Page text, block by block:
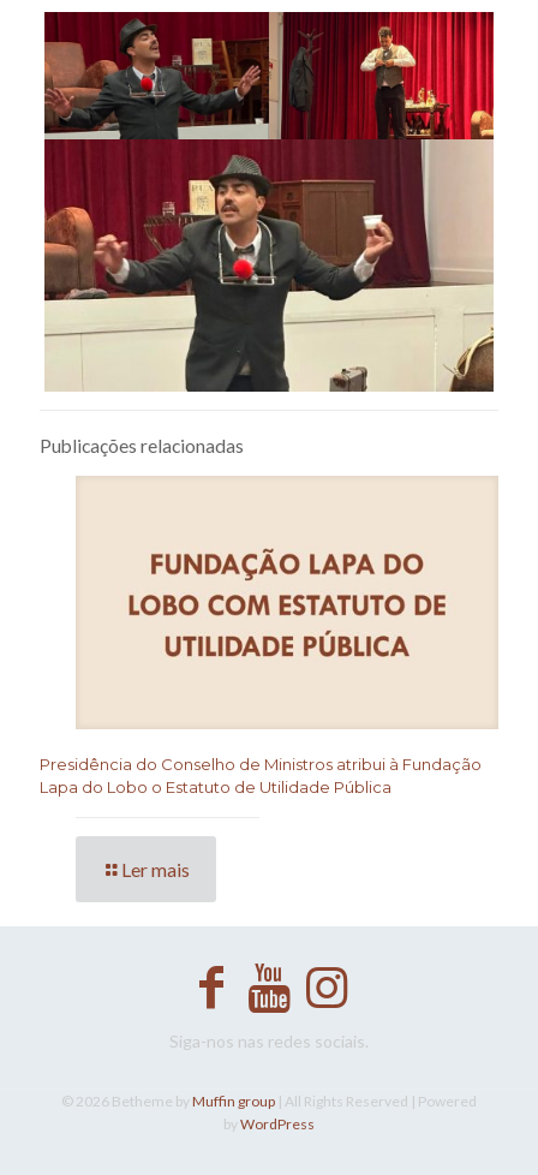
Publicações relacionadas
Presidência do Conselho de Ministros atribui à Fundação
Lapa do Lobo o Estatuto de Utilidade Pública
Ler mais
Siga-nos nas redes sociais.
© 2026 Betheme byMuffin group | All Rights Reserved | Powered
byWordPress